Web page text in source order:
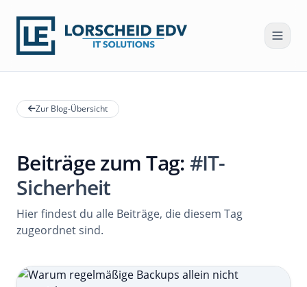
Zur Blog-Übersicht
Beiträge zum Tag:#IT-
Sicherheit
Hier findest du alle Beiträge, die diesem Tag
zugeordnet sind.